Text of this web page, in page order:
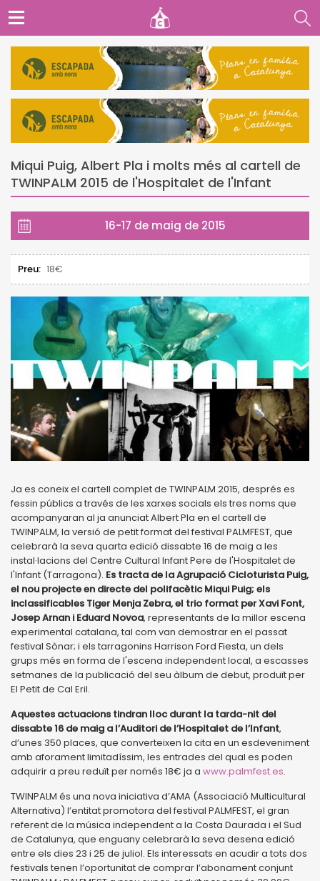
Miqui Puig, Albert Pla i molts més al cartell de
TWINPALM 2015 de l'Hospitalet de l'Infant
16-17 de maig de 2015
Preu: 18€
Ja es coneix el cartell complet de TWINPALM 2015, després es
fessin públics a través de les xarxes socials els tres noms que
acompanyaran al ja anunciat Albert Pla en el cartell de
TWINPALM, la versió de petit format del festival PALMFEST, que
celebrarà la seva quarta edició dissabte 16 de maig a les
instal·lacions del Centre Cultural Infant Pere de l'Hospitalet de
l'Infant (Tarragona). Es tracta de la Agrupació Cicloturista Puig,
el nou projecte en directe del polifacètic Miqui Puig; els
inclassificables Tiger Menja Zebra, el trio format per Xavi Font,
Josep Arnan i Eduard Novoa, representants de la millor escena
experimental catalana, tal com van demostrar en el passat
festival Sònar; i els tarragonins Harrison Ford Fiesta, un dels
grups més en forma de l'escena independent local, a escasses
setmanes de la publicació del seu àlbum de debut, produït per
El Petit de Cal Eril.
Aquestes actuacions tindran lloc durant la tarda-nit del
dissabte 16 de maig a l’Auditori de l’Hospitalet de l’Infant,
d’unes 350 places, que converteixen la cita en un esdeveniment
amb aforament limitadíssim, les entrades del qual es poden
adquirir a preu reduït per només 18€ ja a www.palmfest.es.
TWINPALM és una nova iniciativa d’AMA (Associació Multicultural
Alternativa) l’entitat promotora del festival PALMFEST, el gran
referent de la música independent a la Costa Daurada i el Sud
de Catalunya, que enguany celebrarà la seva desena edició
entre els dies 23 i 25 de juliol. Els interessats en acudir a tots dos
festivals tenen l’oportunitat de comprar l’abonament conjunt